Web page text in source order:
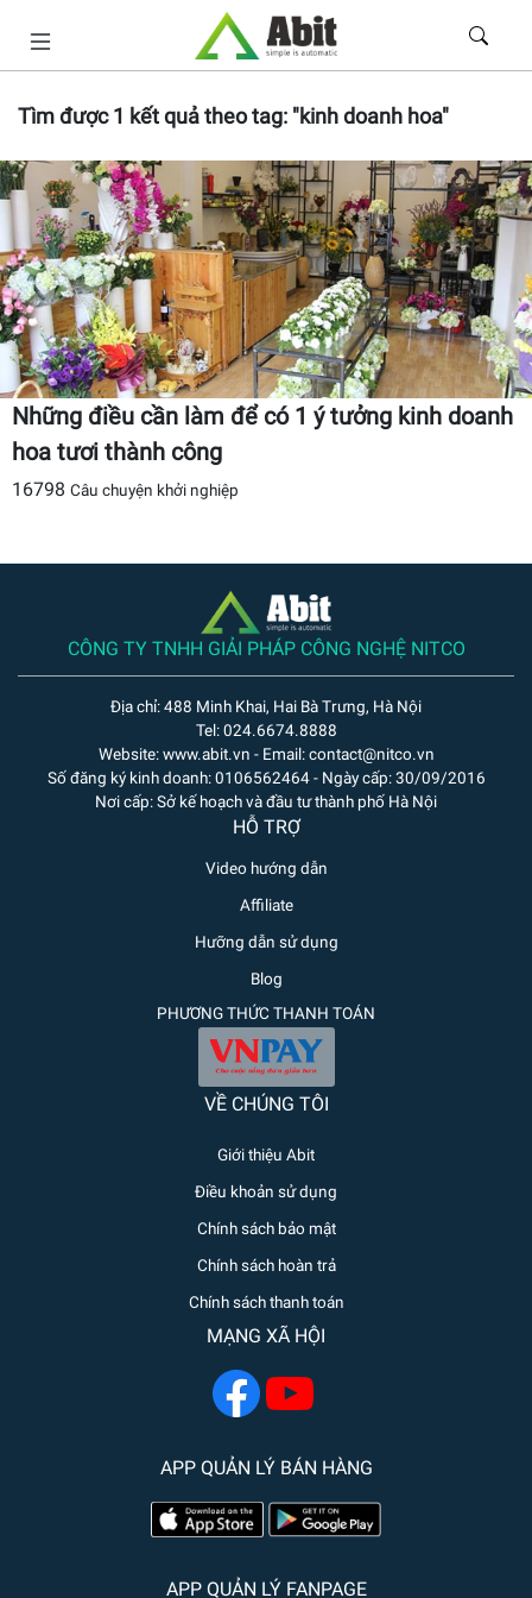
Tìm được1 kết quả theo tag: "kinh doanh hoa"
Những điều cần làm để có 1 ý tưởng kinh doanh
hoa tươi thành công
16798 Câu chuyện khởi nghiệp
CÔNG TY TNHH GIẢI PHÁP CÔNG NGHỆ NITCO
Địa chỉ: 488 Minh Khai, Hai Bà Trưng, Hà Nội
Tel: 024.6674.8888
Website: www.abit.vn - Email: contact@nitco.vn
Số đăng ký kinh doanh: 0106562464 - Ngày cấp: 30/09/2016
Nơi cấp: Sở kế hoạch và đầu tư thành phố Hà Nội
HỖ TRỢ
Video hướng dẫn
Affiliate
Hưỡng dẫn sử dụng
Blog
PHƯƠNG THỨC THANH TOÁN
VỀ CHÚNG TÔI
Giới thiệu Abit
Điều khoản sử dụng
Chính sách bảo mật
Chính sách hoàn trả
Chính sách thanh toán
MẠNG XÃ HỘI
APP QUẢN LÝ BÁN HÀNG
APP QUẢN LÝ FANPAGE